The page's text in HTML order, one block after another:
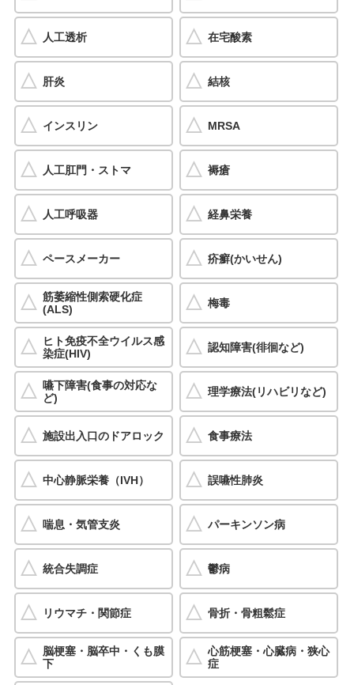
人工透析 在宅酸素
肝炎 結核
インスリン MRSA
人工肛門・ストマ 褥瘡
人工呼吸器 経鼻栄養
ペースメーカー 疥癬(かいせん)
筋萎縮性側索硬化症
(ALS)
梅毒
ヒト免疫不全ウイルス感
染症(HIV)
認知障害(徘徊など)
嚥下障害(食事の対応な
ど)
理学療法(リハビリなど)
施設出入口のドアロック 食事療法
中心静脈栄養（IVH） 誤嚥性肺炎
喘息・気管支炎 パーキンソン病
統合失調症 鬱病
リウマチ・関節症 骨折・骨粗鬆症
脳梗塞・脳卒中・くも膜
下
心筋梗塞・心臓病・狭心
症